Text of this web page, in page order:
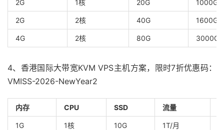
2G 1核 20G 1000G
2G 2核 40G 1600G
4G 2核 80G 3000G
4、香港国际大带宽KVM VPS主机方案，限时7折优惠码：
VMISS-2026-NewYear2
内存 CPU SSD 流量
1G 1核 10G 1T/月